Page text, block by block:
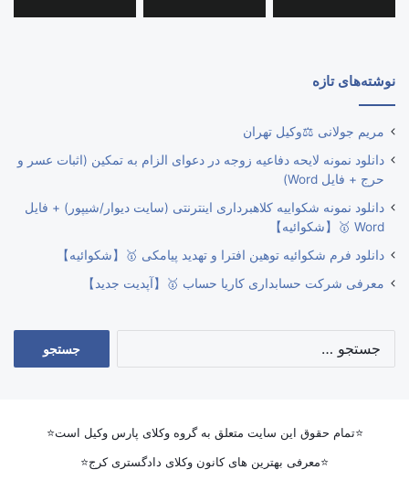
نوشته‌های تازه
مریم جولانی ⚖️وکیل تهران
دانلود نمونه لایحه دفاعیه زوجه در دعوای الزام به تمکین (اثبات عسر و
حرج + فایل Word)
دانلود نمونه شکواییه کلاهبرداری اینترنتی (سایت دیوار/شیپور) + فایل
Word 🥇【شکوائیه】
دانلود فرم شکوائیه توهین افترا و تهدید پیامکی 🥇【شکوائیه】
معرفی شرکت حسابداری کاریا حساب 🥇【آپدیت جدید】
⭐تمام حقوق این سایت متعلق به گروه وکلای پارس وکیل است⭐
⭐معرفی بهترین های کانون وکلای دادگستری کرج⭐